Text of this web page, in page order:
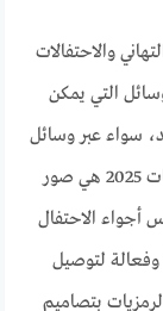
التهاني والاحتفالات
من أجمل الوسائل التي يمكن
سواء عبر وسائل
التواصل الاجتماعي أو الرسائل الشخصية، رمزيات 2025 هي صور
أجواء الاحتفال
وفعالة لتوصيل
بتصاميم